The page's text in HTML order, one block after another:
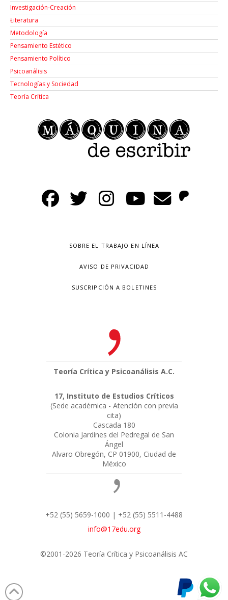
Investigación-Creación
Łiteratura
Metodología
Pensamiento Estético
Pensamiento Político
Psicoanálisis
Tecnologías y Sociedad
Teoría Crítica
SOBRE EL TRABAJO EN LÍNEA
AVISO DE PRIVACIDAD
SUSCRIPCIÓN A BOLETINES
Teoría Crítica y Psicoanálisis A.C.
17, Instituto de Estudios Críticos
(Sede académica - Atención con previa
cita)
Cascada 180
Colonia Jardínes del Pedregal de San
Ángel
Alvaro Obregón, CP 01900, Ciudad de
México
+52 (55) 5659-1000 | +52 (55) 5511-4488
info@17edu.org
©2001-2026 Teoría Crítica y Psicoanálisis AC